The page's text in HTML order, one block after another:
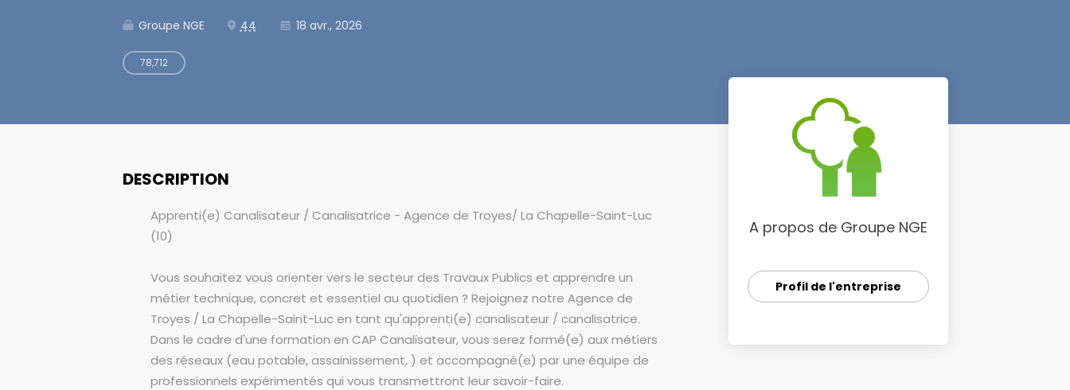
Groupe NGE 44 18 avr., 2026
78,712
DESCRIPTION
Apprenti(e) Canalisateur / Canalisatrice - Agence de Troyes/ La Chapelle-Saint-Luc
(10)
Vous souhaitez vous orienter vers le secteur des Travaux Publics et apprendre un
métier technique, concret et essentiel au quotidien ? Rejoignez notre Agence de
Troyes / La Chapelle-Saint-Luc en tant qu'apprenti(e) canalisateur / canalisatrice.
Dans le cadre d'une formation en CAP Canalisateur, vous serez formé(e) aux métiers
des réseaux (eau potable, assainissement, ) et accompagné(e) par une équipe de
professionnels expérimentés qui vous transmettront leur savoir-faire.
A propos de Groupe NGE
Profil de l'entreprise